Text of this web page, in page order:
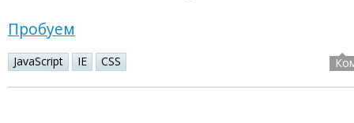
Пробуем
JavaScript IE CSS